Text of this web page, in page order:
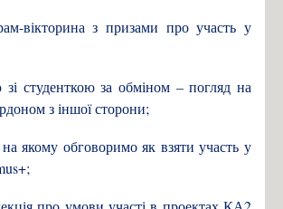
вікторина з призами про участь у
студенткою за обміном – погляд на
з іншої сторони;
якому обговоримо як взяти участь у